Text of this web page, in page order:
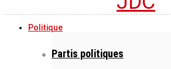
Politique
Partis politiques